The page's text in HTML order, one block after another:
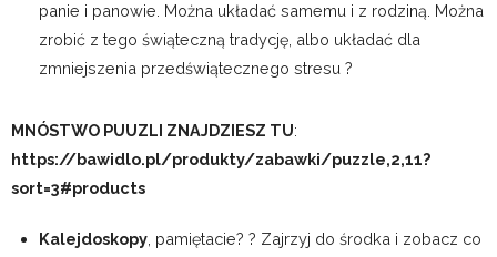
panie i panowie. Można układać samemu i z rodziną. Można
zrobić z tego świąteczną tradycję, albo układać dla
zmniejszenia przedświątecznego stresu ?
MNÓSTWO PUUZLI ZNAJDZIESZ TU:
https://bawidlo.pl/produkty/zabawki/puzzle,2,11?
sort=3#products
Kalejdoskopy , pamiętacie? ? Zajrzyj do środka i zobacz co